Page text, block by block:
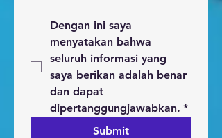
Dengan ini saya
menyatakan bahwa
seluruh informasi yang
saya berikan adalah benar
dan dapat
dipertanggungjawabkan. *
Submit